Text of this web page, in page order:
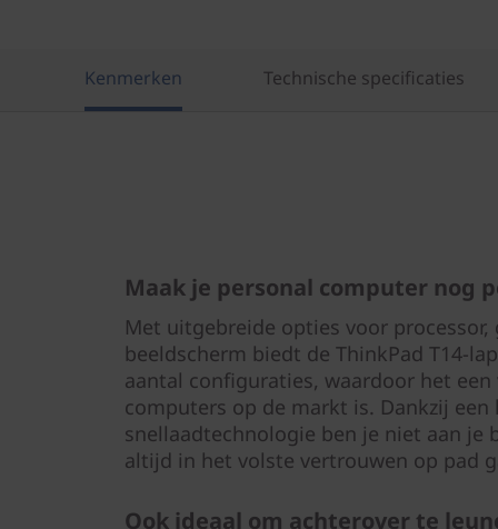
Kenmerken Technische specificaties
Maak je personal computer nog
Met uitgebreide opties voor processor,
beeldscherm biedt de ThinkPad T14-
aantal configuraties, waardoor het een
computers op de markt is. Dankzij
snellaadtechnologie ben je niet aan je
altijd in het volste vertrouwen op pad
Ook ideaal om achterover te